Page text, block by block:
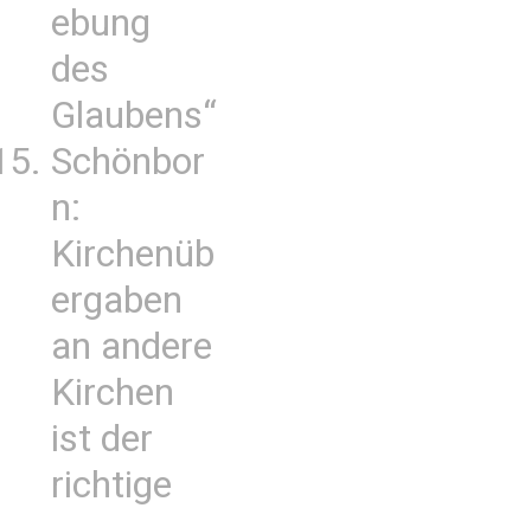
ebung
des
Glaubens“
Schönbor
n:
Kirchenüb
ergaben
an andere
Kirchen
ist der
richtige